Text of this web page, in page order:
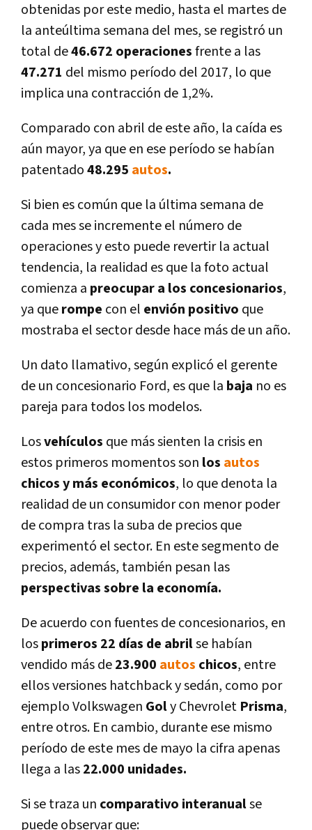
obtenidas por este medio, hasta el martes de
la anteúltima semana del mes, se registró un
total de46.672 operacionesfrente a las
47.271 del mismo perí­odo del 2017, lo que
implica una contracción de 1,2%.
Comparado con abril de este año, la caí­da es
aún mayor, ya que en ese perí­odo se habí­an
patentado48.295 autos.
Si bien es común que la última semana de
cada mes se incremente el número de
operaciones y esto puede revertir la actual
tendencia, la realidad es que la foto actual
comienza a preocupar a los concesionarios,
ya querompe con el envión positivo que
mostraba el sector desde hace más de un año.
Un dato llamativo, según explicó el gerente
de un concesionario Ford, es que la baja no es
pareja para todos los modelos.
Losvehí­culos que más sienten la crisis en
estos primeros momentos son los autos
chicos y más económicos, lo que denota la
realidad de un consumidor con menor poder
de compra tras la suba de precios que
experimentó el sector. En este segmento de
precios, además, también pesan las
perspectivas sobre la economí­a.
De acuerdo con fuentes de concesionarios, en
losprimeros 22 dí­as de abrilse habí­an
vendido más de23.900 autos chicos, entre
ellos versiones hatchback y sedán, como por
ejemplo Volkswagen Goly Chevrolet Prisma,
entre otros. En cambio, durante ese mismo
perí­odo de este mes de mayo la cifra apenas
llega a las22.000 unidades.
Si se traza un comparativo interanualse
puede observar que: